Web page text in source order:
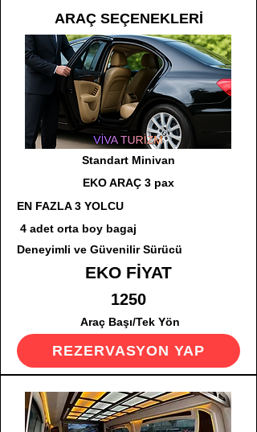
ARAÇ SEÇENEKLERİ
Standart Minivan
EKO ARAÇ 3 pax
EN FAZLA 3 YOLCU
4 adet orta boy bagaj
Deneyimli ve Güvenilir Sürücü
EKO FİYAT
1250
Araç Başı/Tek Yön
REZERVASYON YAP